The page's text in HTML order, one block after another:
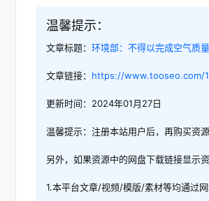
温馨提示：
文章标题： 环境部：不得以完成空气质
文章链接： https://www.tooseo.com/
更新时间：2024年01月27日
温馨提示：注册本站用户后，再购买资
另外，如果资源中的网盘下载链接显示
1.本平台文章/视频/模版/素材等均通过